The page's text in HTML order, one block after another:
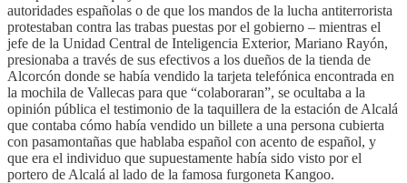
autoridades españolas o de que los mandos de la lucha antiterrorista
protestaban contra las trabas puestas por el gobierno – mientras el
jefe de la Unidad Central de Inteligencia Exterior, Mariano Rayón,
presionaba a través de sus efectivos a los dueños de la tienda de
Alcorcón donde se había vendido la tarjeta telefónica encontrada en
la mochila de Vallecas para que “colaboraran”, se ocultaba a la
opinión pública el testimonio de la taquillera de la estación de Alcalá
que contaba cómo había vendido un billete a una persona cubierta
con pasamontañas que hablaba español con acento de español, y
que era el individuo que supuestamente había sido visto por el
portero de Alcalá al lado de la famosa furgoneta Kangoo.